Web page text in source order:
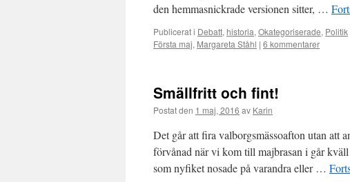
den hemmasnickrade versionen sitter, …
Publicerat i Debatt, historia, Okategoriserade, Politik
Första maj, Margareta Ståhl | 6 kommentarer
Smällfritt och fint!
Postat den 1 maj, 2016 av Karin
Det går att fira valborgsmässoafton utan att
förvånad när vi kom till majbrasan i går
som nyfiket nosade på varandra eller …